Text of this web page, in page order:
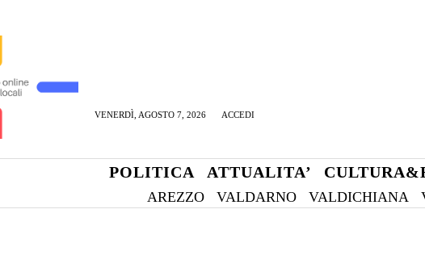
VENERDÌ, AGOSTO 7, 2026 ACCEDI
POLITICA ATTUALITA’
AREZZO VALDARNO VALDICHIANA